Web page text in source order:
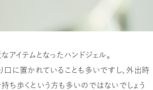
アイテムとなったハンドジェル。
口に置かれていることも多いですし、外出時
ち歩くという方も多いのではないでしょう